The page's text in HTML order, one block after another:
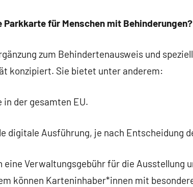
für Menschen mit Behinderungen?
zum Behindertenausweis und
konzipiert. Sie bietet unter anderem:
der gesamten EU.
digitale Ausführung, je nach Entscheidung
Verwaltungsgebühr für die Ausstellung
können Karteninhaber*innen mit